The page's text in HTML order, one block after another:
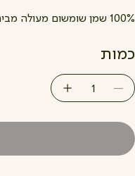
100% שמן שומשום מעולה מבית טעמי אסיה.
כמות